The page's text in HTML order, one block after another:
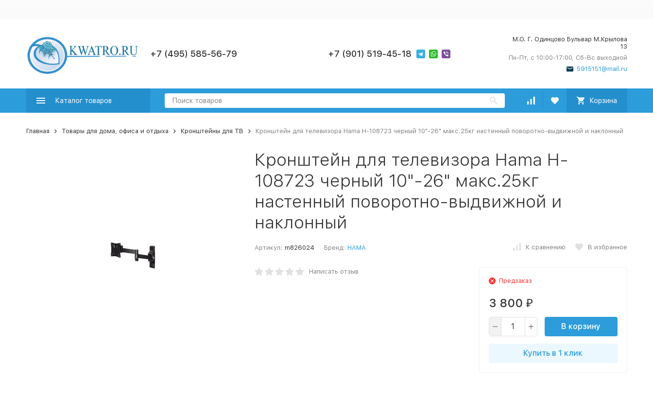
+7 (495) 585-56-79 +7 (901) 519-45-18
М.О. Г. Одинцово Бульвар М.Крылова
13
Пн-Пт, с 10:00-17:00, Сб-Вс выходной
5915151@mail.ru
Каталог товаров Корзина
Главная Товары для дома, офиса и отдыха Кронштейны для ТВ Кронштейн для телевизора Hama H-108723 черный 10"-26" макс.25кг настенный поворотно-выдвижной и наклонный
Кронштейн для телевизора Hama H-
108723 черный 10"-26" макс.25кг
настенный поворотно-выдвижной и
наклонный
Артикул: m826024 Бренд: HAMA К сравнению В избранное
Написать отзыв
Предзаказ
3 800 ₽
В корзину
Купить в 1 клик